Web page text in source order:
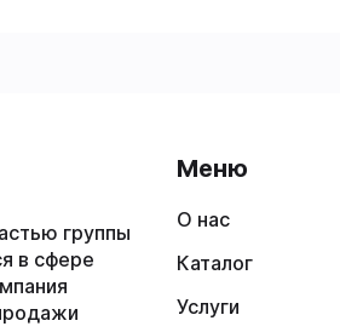
группы
в сфере
Меню
О нас
Каталог
Услуги